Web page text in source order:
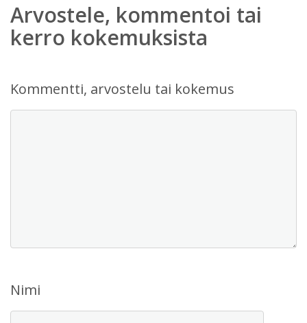
Arvostele, kommentoi tai
kerro kokemuksista
Kommentti, arvostelu tai kokemus
Nimi